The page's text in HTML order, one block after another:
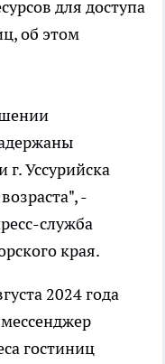
для доступа
об этом
Уссурийска
-
служба
края.
2024 года
гостиниц